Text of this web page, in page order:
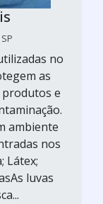
no
as
e
ambiente
nos
Látex;
luvas